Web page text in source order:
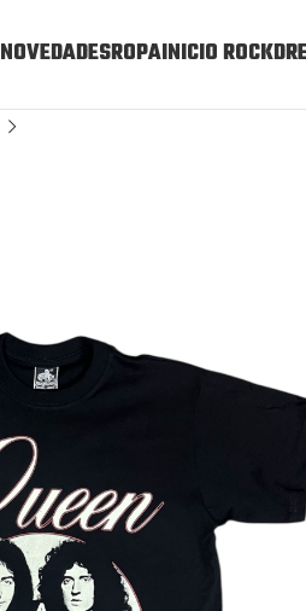
NOVEDADESROPAINICIO